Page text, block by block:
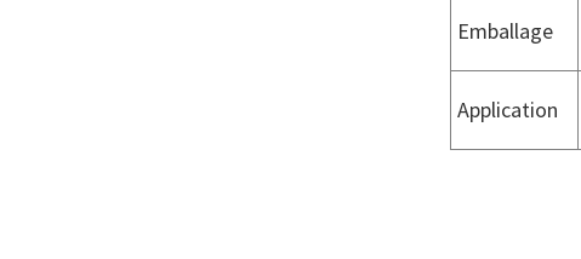
Emballage
Application